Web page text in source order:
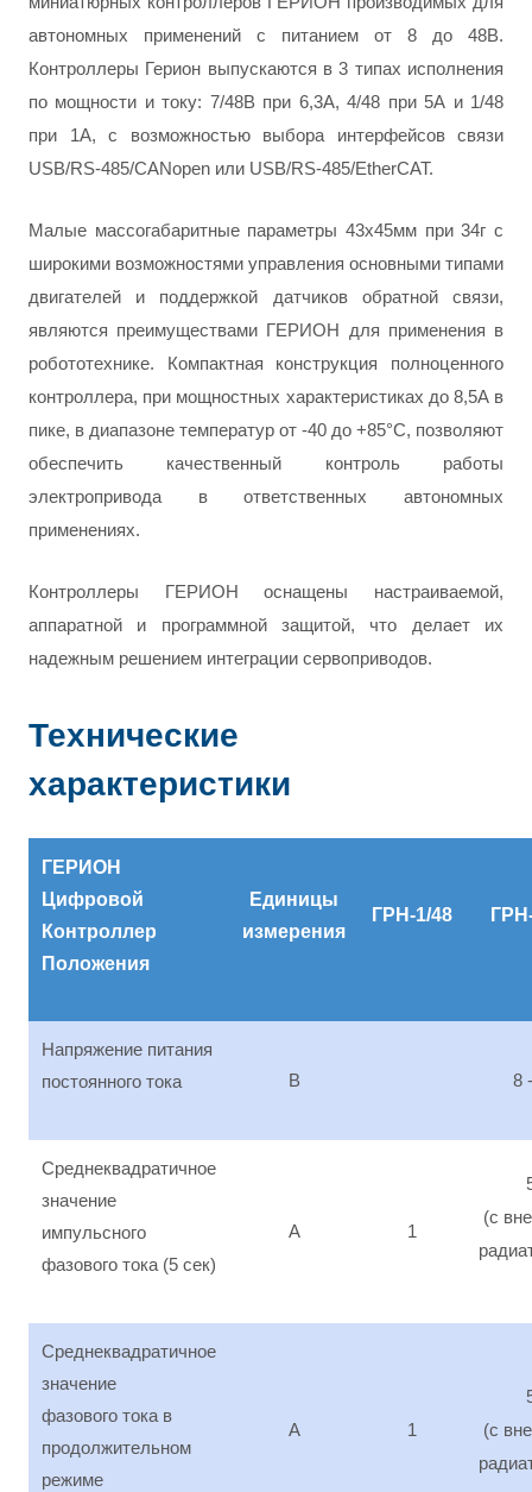
автономных применений с питанием от 8 до 48В.
Контроллеры Герион выпускаются в 3 типах исполнения
по мощности и току: 7/48В при 6,3А, 4/48 при 5А и 1/48
при 1А, с возможностью выбора интерфейсов связи
USB/RS-485/CANopen или USB/RS-485/EtherCAT.
Малые массогабаритные параметры 43x45мм при 34г с
широкими возможностями управления основными типами
двигателей и поддержкой датчиков обратной связи,
являются преимуществами ГЕРИОН для применения в
робототехнике. Компактная конструкция полноценного
контроллера, при мощностных характеристиках до 8,5А в
пике, в диапазоне температур от -40 до +85°C, позволяют
обеспечить качественный контроль работы
электропривода в ответственных автономных
применениях.
Контроллеры ГЕРИОН оснащены настраиваемой,
аппаратной и программной защитой, что делает их
надежным решением интеграции сервоприводов.
Технические
характеристики
ГЕРИОН
Цифровой
Контроллер
Положения
Единицы
измерения
ГРН-1/48
Напряжение питания
постоянного тока
В 8
Среднеквадратичное
значение
импульсного
фазового тока (5 сек)
A 1
(с
Среднеквадратичное
значение
фазового тока в
продолжительном
режиме
A 1
(с